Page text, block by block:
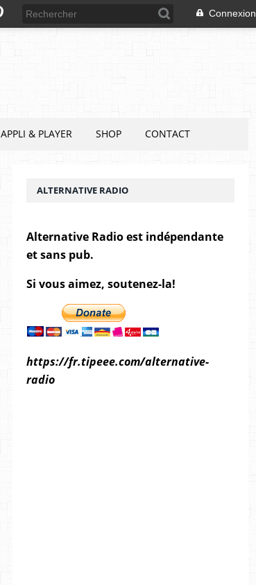
Connexion
APPLI & PLAYER SHOP CONTACT
ALTERNATIVE RADIO
Alternative Radio est indépendante
et sans pub.
Si vous aimez, soutenez-la!
https://fr.tipeee.com/alternative-
radio